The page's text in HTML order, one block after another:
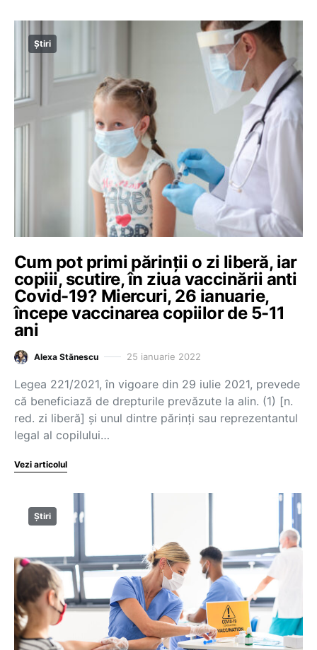
Știri
Cum pot primi părinții o zi liberă, iar
copiii, scutire, în ziua vaccinării anti
Covid-19? Miercuri, 26 ianuarie,
începe vaccinarea copiilor de 5-11
ani
Alexa Stănescu 25 ianuarie 2022
Legea 221/2021, în vigoare din 29 iulie 2021, prevede
că beneficiază de drepturile prevăzute la alin. (1) [n.
red. zi liberă] și unul dintre părinți sau reprezentantul
legal al copilului…
Vezi articolul
Știri